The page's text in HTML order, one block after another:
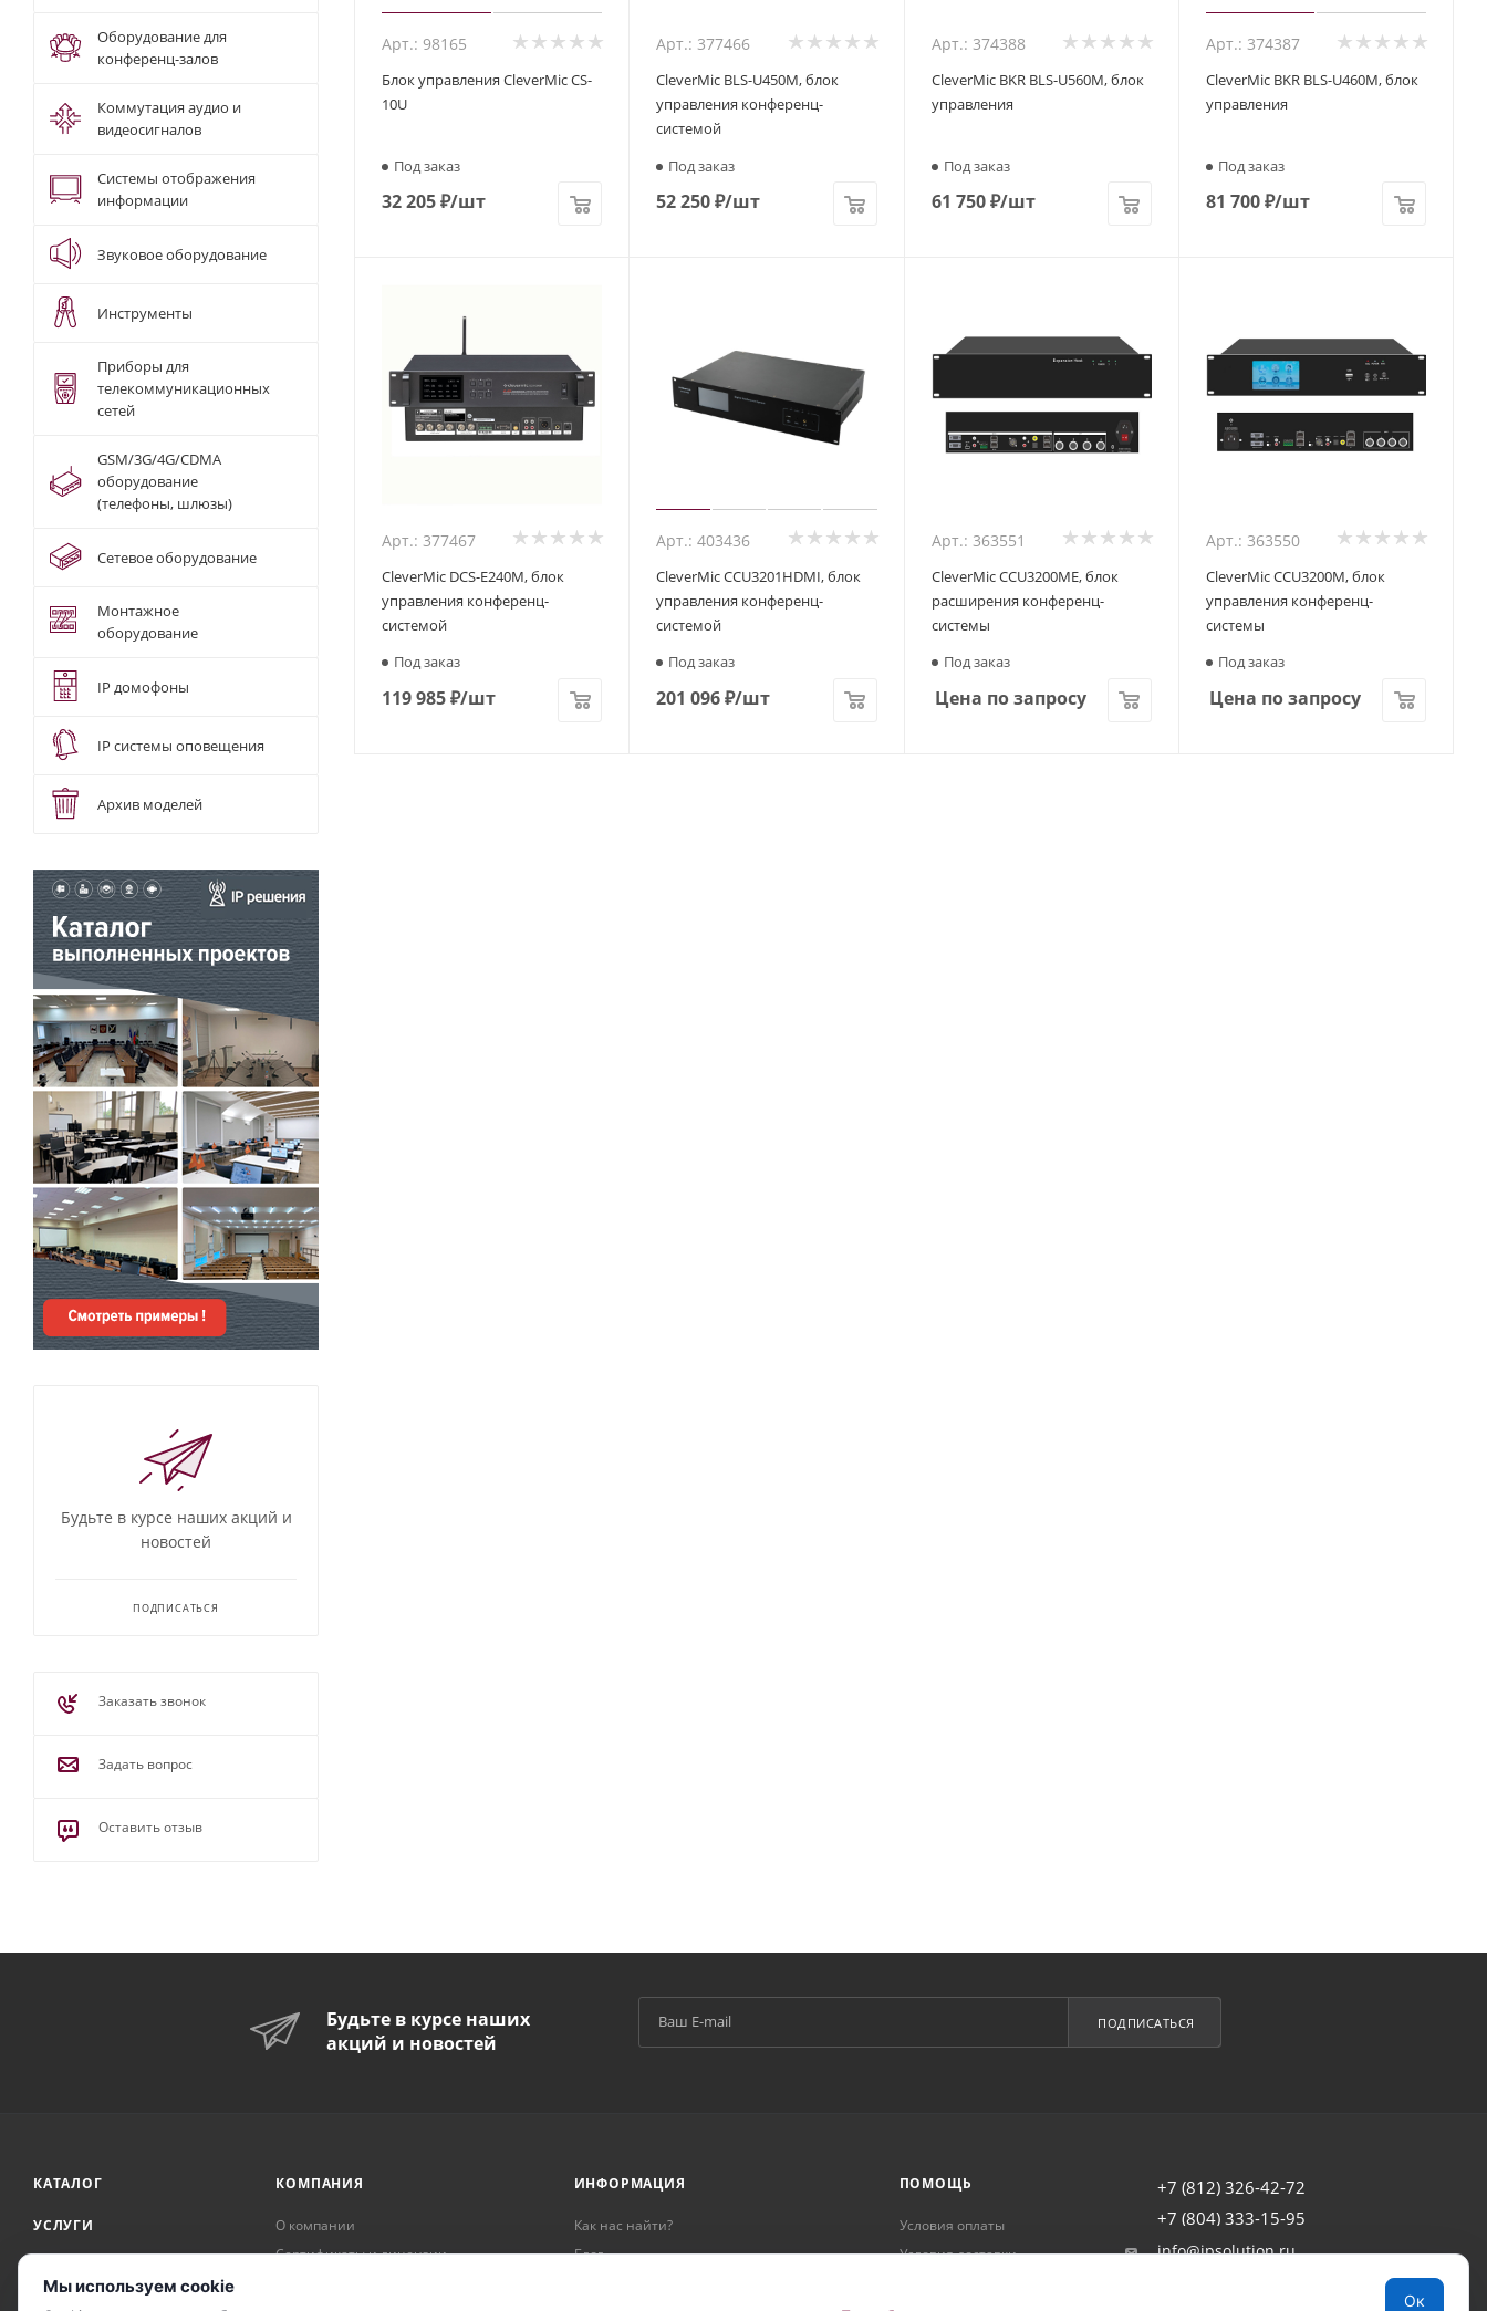
Арт.: 98165
Блок управления CleverMic CS-
10U
Под заказ
32 205₽/шт
Арт.: 377466
CleverMic BLS-U450M, блок
управления конференц-
системой
Под заказ
52 250₽/шт
Арт.: 374388
CleverMic BKR BLS-U560M, блок
управления
Под заказ
61 750₽/шт
Арт.: 374387
CleverMic BKR BLS-U460M, блок
управления
Под заказ
81 700₽/шт
Арт.: 377467
CleverMic DCS-E240M, блок
управления конференц-
системой
Под заказ
119 985₽/шт
Арт.: 403436
CleverMic CCU3201HDMI, блок
управления конференц-
системой
Под заказ
201 096₽/шт
Арт.: 363551
CleverMic CCU3200ME, блок
расширения конференц-
системы
Под заказ
Цена по запросу
Арт.: 363550
CleverMic CCU3200M, блок
управления конференц-
системы
Под заказ
Цена по запросу
Оборудование для
конференц-залов
Коммутация аудио и
видеосигналов
Системы отображения
информации
Звуковое оборудование
Инструменты
Приборы для
телекоммуникационных
сетей
GSM/3G/4G/CDMA
оборудование
(телефоны, шлюзы)
Сетевое оборудование
Монтажное
оборудование
IP домофоны
IP системы оповещения
Архив моделей
Будьте в курсе наших акций и
новостей
ПОДПИСАТЬСЯ
Заказать звонок
Задать вопрос
Оставить отзыв
Будьте в курсе наших
акций и новостей
ПОДПИСАТЬСЯ
КАТАЛОГ
УСЛУГИ
КОМПАНИЯ
О компании
Сертификаты и лицензии
ИНФОРМАЦИЯ
Как нас найти?
Блог
ПОМОЩЬ
Условия оплаты
Условия доставки
+7 (812) 326-42-72
+7 (804) 333-15-95
info@ipsolution.ru
г. Санкт-Петербург, наб. Обводного
Мы используем cookie
Ок